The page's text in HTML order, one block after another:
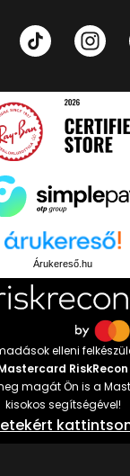
Árukereső.hu
elleni
RiskRecon
magát Ön is a
kisokos segítségével!